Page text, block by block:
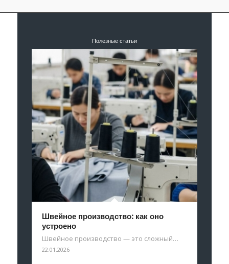
Полезные статьи
Швейное производство: как оно
устроено
Швейное производство — это сложный…
22.01.2026